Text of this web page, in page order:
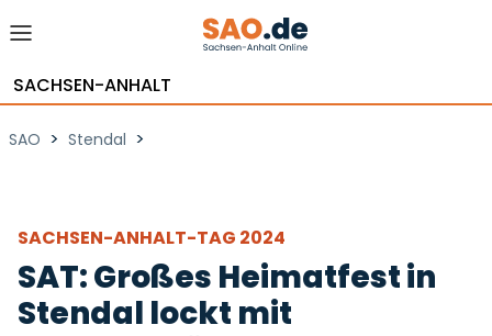
SACHSEN-ANHALT
SAO > Stendal >
SACHSEN-ANHALT-TAG 2024
SAT: Großes Heimatfest in
Stendal lockt mit